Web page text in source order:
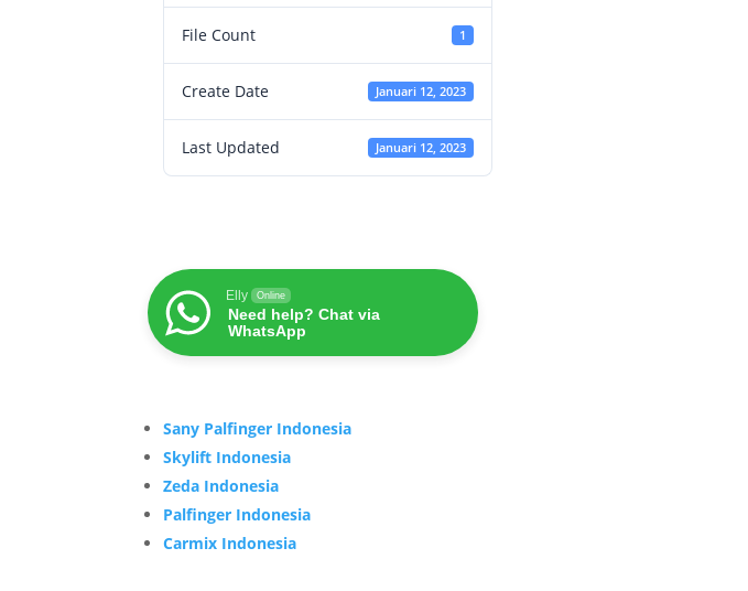
File Count 1
Create Date Januari 12, 2023
Last Updated Januari 12, 2023
Elly Online
Need help? Chat via
WhatsApp
Sany Palfinger Indonesia
Skylift Indonesia
Zeda Indonesia
Palfinger Indonesia
Carmix Indonesia